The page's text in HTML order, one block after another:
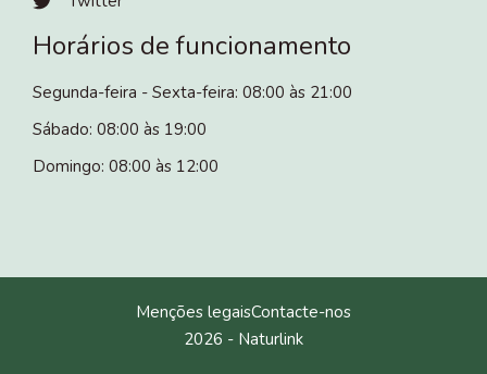
Horários de funcionamento
Segunda-feira - Sexta-feira: 08:00 às 21:00
Sábado: 08:00 às 19:00
Domingo: 08:00 às 12:00
2026 - Naturlink
Menções legaisContacte-nos